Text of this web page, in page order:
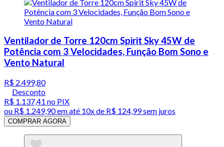
Ventilador de Torre 120cm Spirit Sky 45W de
Potência com 3 Velocidades, Função Bom Sono e
Vento Natural
R$ 2.499,80
Desconto
R$ 1.137,41 no PIX
ou R$ 1.249,90em até 10x de R$ 124,99 sem juros
COMPRAR AGORA